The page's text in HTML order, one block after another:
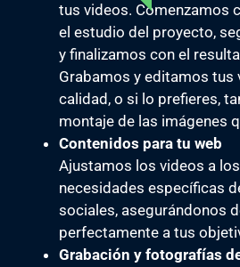
tus videos. Comenzamos
el estudio del proyecto,
y finalizamos con el
Grabamos y editamos tus
calidad, o si lo prefieres,
montaje de las imágenes
Contenidos para tu web
Ajustamos los videos a
necesidades específicas
sociales, asegurándonos
perfectamente a tus
Grabación y fotografías